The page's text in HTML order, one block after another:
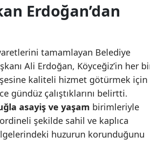
Erdoğan’dan
tamamlayan Belediye
Ali Erdoğan, Köyceğiz’in her
kaliteli hizmet götürmek için
gündüz çalıştıklarını belirtti.
asayiş ve yaşam birimleriyle
şekilde sahil ve kaplıca
huzurun korunduğunu